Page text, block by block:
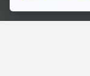
Ⓒ 2020 องค์การกระจายเสียงแ